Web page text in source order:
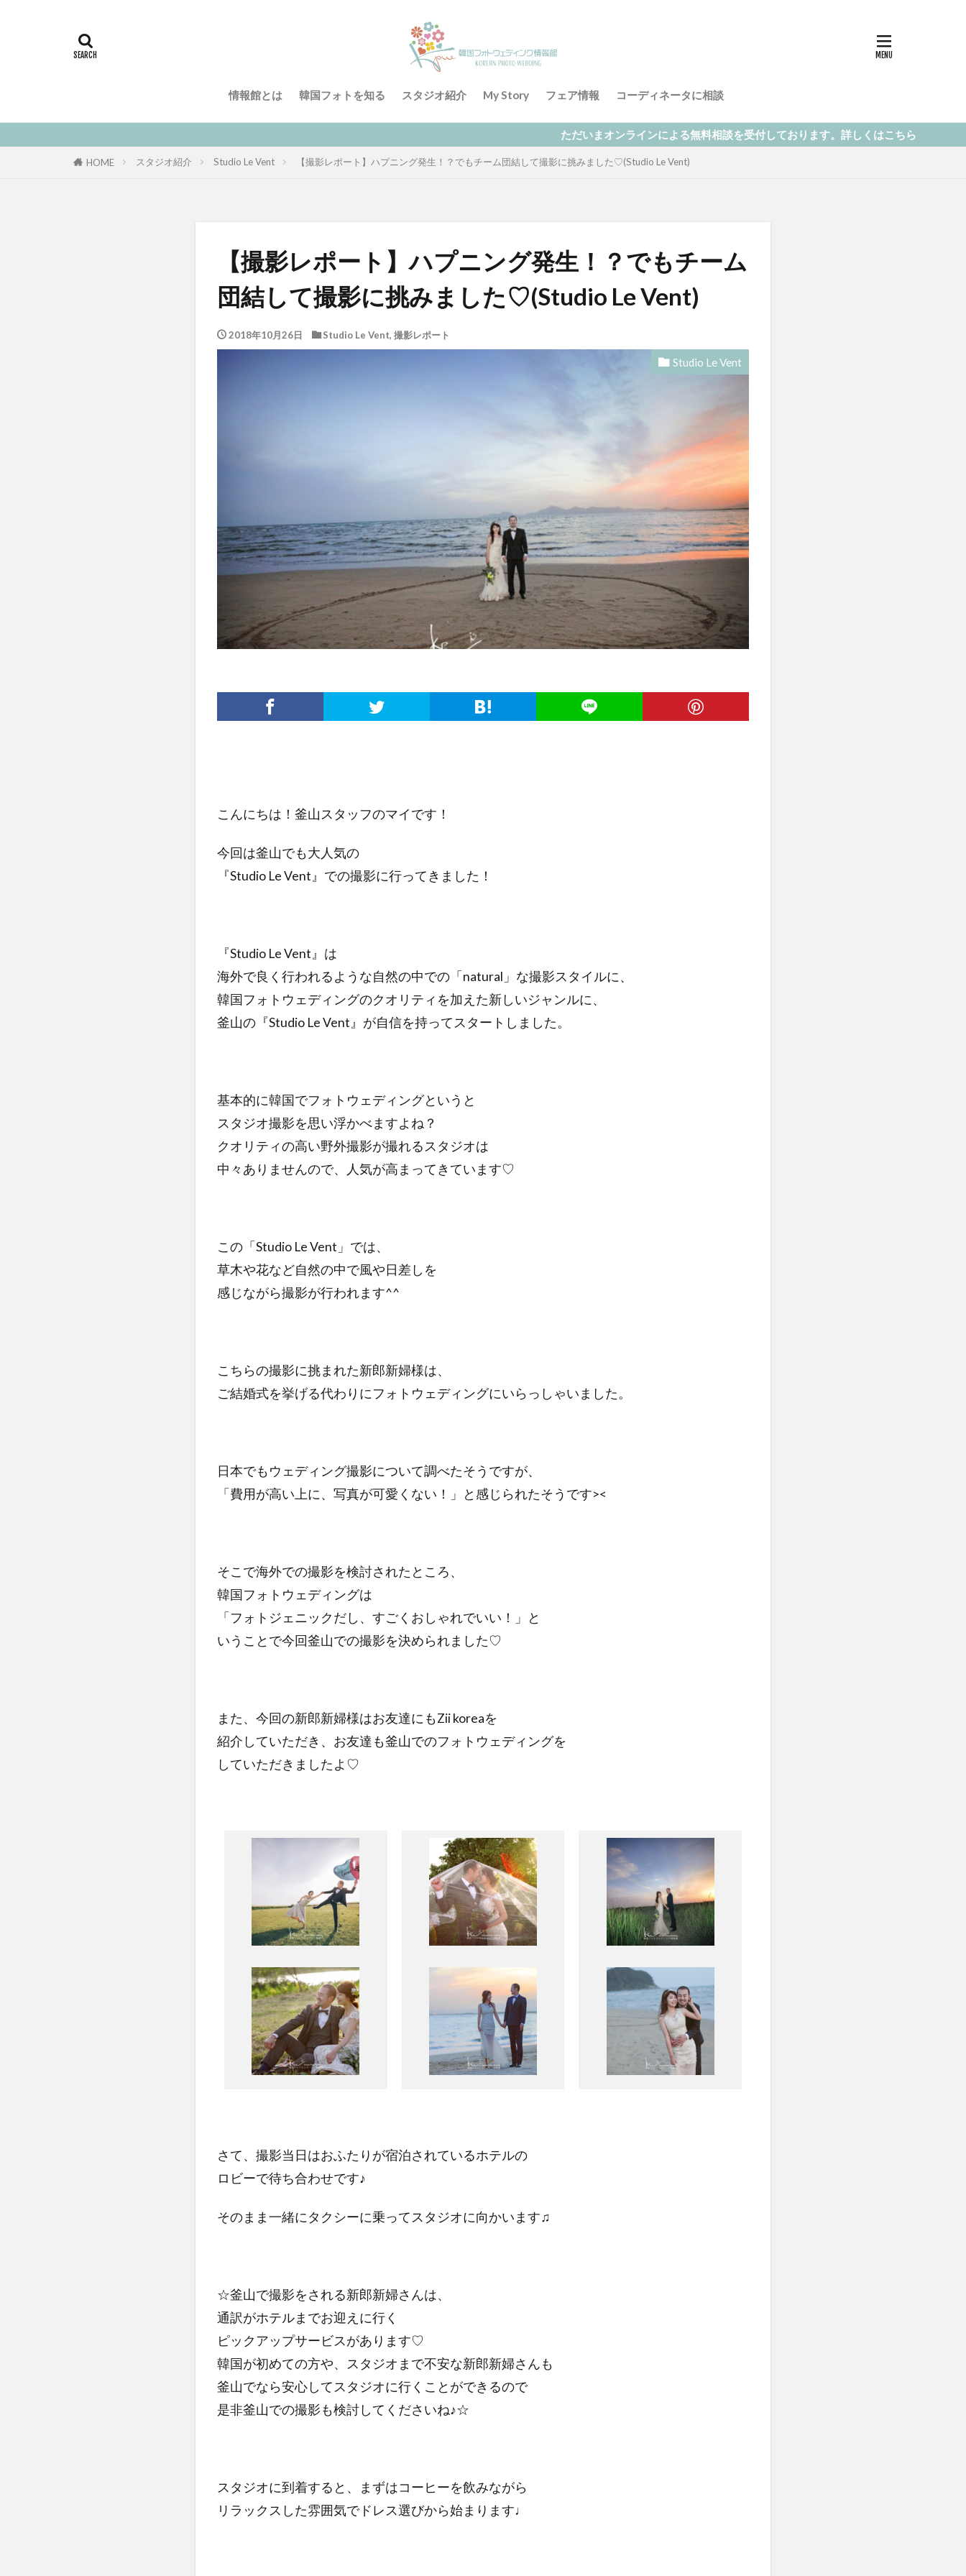
情報館とは 韓国フォトを知る スタジオ紹介 My Story フェア情報 コーディネータに相談
ただいまオンラインによる無料相談を受付しております。詳しくはこちら
HOME スタジオ紹介 Studio Le Vent 【撮影レポート】ハプニング発生！？でもチーム団結して撮影に挑みました♡(Studio Le Vent)
【撮影レポート】ハプニング発生！？でもチーム
団結して撮影に挑みました♡(Studio Le Vent)
2018年10月26日 Studio Le Vent, 撮影レポート
Studio Le Vent
こんにちは！釜山スタッフのマイです！
今回は釜山でも大人気の
『Studio Le Vent』での撮影に行ってきました！
『Studio Le Vent』は
海外で良く行われるような自然の中での「natural」な撮影スタイルに、
韓国フォトウェディングのクオリティを加えた新しいジャンルに、
釜山の『Studio Le Vent』が自信を持ってスタートしました。
基本的に韓国でフォトウェディングというと
スタジオ撮影を思い浮かべますよね？
クオリティの高い野外撮影が撮れるスタジオは
中々ありませんので、人気が高まってきています♡
この「Studio Le Vent」では、
草木や花など自然の中で風や日差しを
感じながら撮影が行われます^^
こちらの撮影に挑まれた新郎新婦様は、
ご結婚式を挙げる代わりにフォトウェディングにいらっしゃいました。
日本でもウェディング撮影について調べたそうですが、
「費用が高い上に、写真が可愛くない！」と感じられたそうです><
そこで海外での撮影を検討されたところ、
韓国フォトウェディングは
「フォトジェニックだし、すごくおしゃれでいい！」と
いうことで今回釜山での撮影を決められました♡
また、今回の新郎新婦様はお友達にもZii koreaを
紹介していただき、お友達も釜山でのフォトウェディングを
していただきましたよ♡
さて、撮影当日はおふたりが宿泊されているホテルの
ロビーで待ち合わせです♪
そのまま一緒にタクシーに乗ってスタジオに向かいます♫
☆釜山で撮影をされる新郎新婦さんは、
通訳がホテルまでお迎えに行く
ピックアップサービスがあります♡
韓国が初めての方や、スタジオまで不安な新郎新婦さんも
釜山でなら安心してスタジオに行くことができるので
是非釜山での撮影も検討してくださいね♪☆
スタジオに到着すると、まずはコーヒーを飲みながら
リラックスした雰囲気でドレス選びから始まります♩